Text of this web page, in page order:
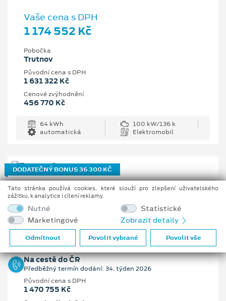
Vaše cena s DPH
1 174 552 Kč
Pobočka
Trutnov
Původní cena s DPH
1 631 322 Kč
Cenové zvýhodnění
456 770 Kč
64 kWh
100 kW/136 k
automatická
Elektromobil
DODATEČNÝ BONUS 36 300 KČ
Ford Tourneo Custom Active L1
2.0 EcoBlue 110 kW/150 k, 6st. manuální
Vaše cena s DPH
1 162 205 Kč
Na cestě do ČR
Předběžný termín dodání: 34. týden 2026
Původní cena s DPH
1 470 755 Kč
Tato stránka používá cookies, které slouží pro zlepšení uživatelského
zážitku, k analytice i cílení reklamy.
Nutné
Statistické
Marketingové
Zobrazit detaily
Odmítnout Povolit vybrané Povolit vše